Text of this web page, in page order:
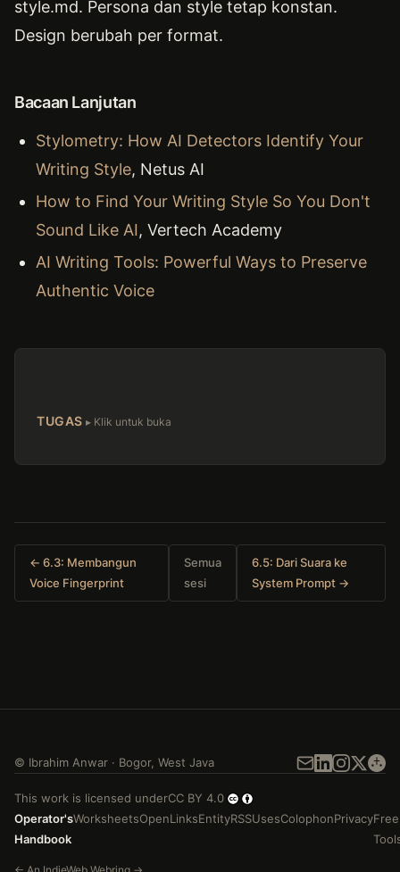
style.md. Persona dan style tetap konstan.
Design berubah per format.
Bacaan Lanjutan
Stylometry: How AI Detectors Identify Your
Writing Style, Netus AI
How to Find Your Writing Style So You Don't
Sound Like AI, Vertech Academy
AI Writing Tools: Powerful Ways to Preserve
Authentic Voice
TUGAS
← 6.3: Membangun
Voice Fingerprint
Semua
sesi
6.5: Dari Suara ke
System Prompt →
© Ibrahim Anwar · Bogor, West Java
This work is licensed underCC BY 4.0
Operator's
Handbook
WorksheetsOpenLinksEntityRSSUsesColophonPrivacyFree